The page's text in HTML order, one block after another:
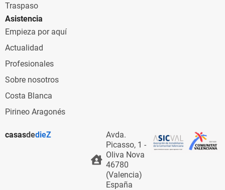
Traspaso
Asistencia
Empieza por aquí
Actualidad
Profesionales
Sobre nosotros
Costa Blanca
Pirineo Aragonés
casasdedieZ
Avda.
Picasso, 1 -
Oliva Nova
46780
(Valencia)
España